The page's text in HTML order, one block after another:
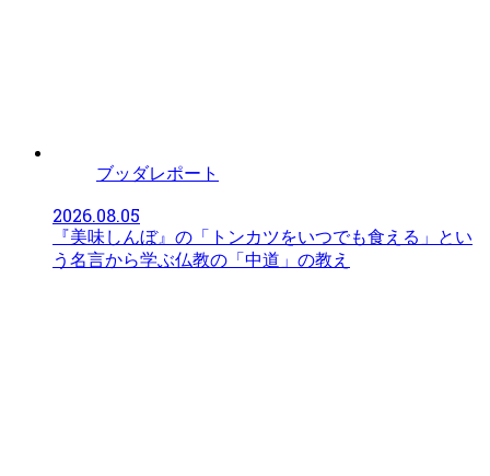
ブッダレポート
2026.08.05
『美味しんぼ』の「トンカツをいつでも食える」とい
う名言から学ぶ仏教の「中道」の教え